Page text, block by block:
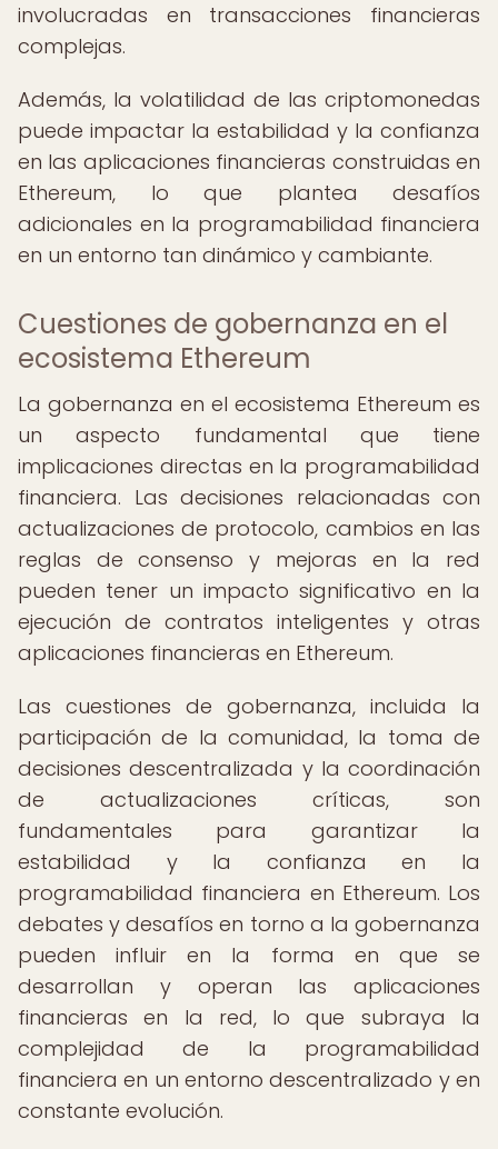
involucradas en transacciones financieras
complejas.
Además, la volatilidad de las criptomonedas
puede impactar la estabilidad y la confianza
en las aplicaciones financieras construidas en
Ethereum, lo que plantea desafíos
adicionales en la programabilidad financiera
en un entorno tan dinámico y cambiante.
Cuestiones de gobernanza en el
ecosistema Ethereum
La gobernanza en el ecosistema Ethereum es
un aspecto fundamental que tiene
implicaciones directas en la programabilidad
financiera. Las decisiones relacionadas con
actualizaciones de protocolo, cambios en las
reglas de consenso y mejoras en la red
pueden tener un impacto significativo en la
ejecución de contratos inteligentes y otras
aplicaciones financieras en Ethereum.
Las cuestiones de gobernanza, incluida la
participación de la comunidad, la toma de
decisiones descentralizada y la coordinación
de actualizaciones críticas, son
fundamentales para garantizar la
estabilidad y la confianza en la
programabilidad financiera en Ethereum. Los
debates y desafíos en torno a la gobernanza
pueden influir en la forma en que se
desarrollan y operan las aplicaciones
financieras en la red, lo que subraya la
complejidad de la programabilidad
financiera en un entorno descentralizado y en
constante evolución.